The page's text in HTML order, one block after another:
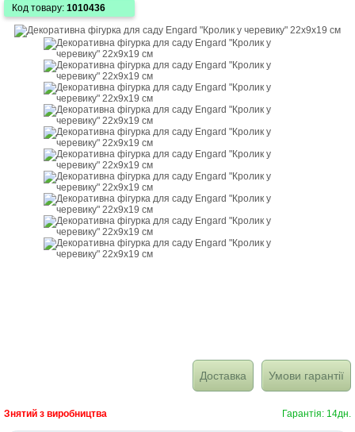
Код товару: 1010436
Доставка Умови гарантії
Знятий з виробництва Гарантія: 14дн.